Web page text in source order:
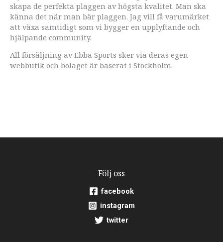
skapa de perfekta plaggen av högsta kvalitet. Man ska
känna det när man bär plaggen. Jag vill få varumärket
att växa samtidigt som vi bygger en upplyftande och
hjälpande community.
All försäljning av Ebba Sports sker via deras egen
webbutik och bolaget är baserat i Stockholm.
Följ oss
facebook
instagram
twitter